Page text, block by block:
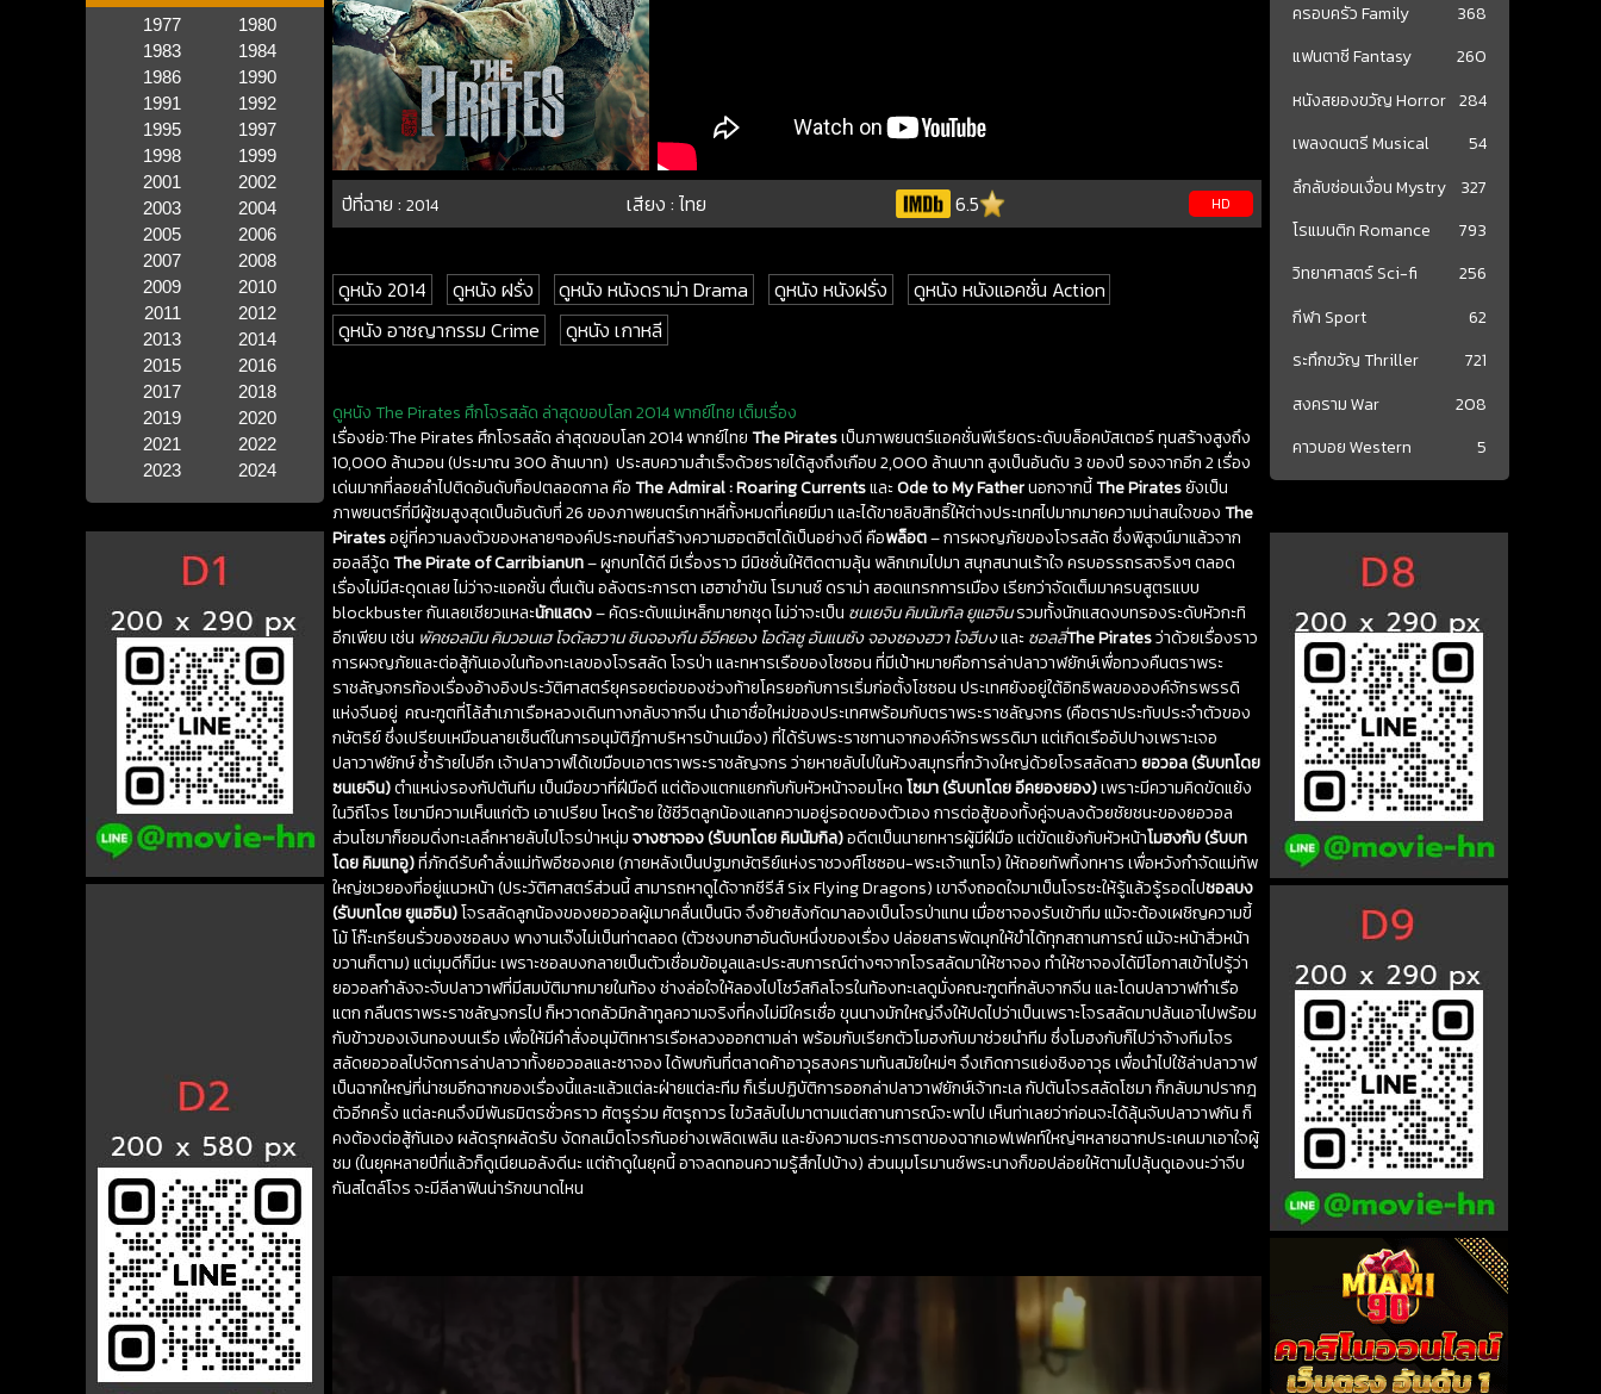
1977
1980
1983
1984
1986
1990
1991
1992
1995
1997
1998
1999
2001
2002
2003
2004
2005
2006
2007
2008
2009
2010
2011
2012
2013
2014
2015
2016
2017
2018
2019
2020
2021
2022
2023
2024
ปีที่ฉาย :2014 เสียง : ไทย 6.5 HD
ดูหนัง 2014 ดูหนัง ฝรั่ง ดูหนัง หนังดราม่า Drama ดูหนัง หนังฝรั่ง
ดูหนัง หนังแอคชั่น Action
ดูหนัง อาชญากรรม Crime
ดูหนัง เกาหลี
ดูหนัง The Pirates ศึกโจรสลัด ล่าสุดขอบโลก 2014 พากย์ไทย เต็มเรื่อง
เรื่องย่อ:The Pirates ศึกโจรสลัด ล่าสุดขอบโลก 2014 พากย์ไทยThe Piratesเป็นภาพยนตร์แอคชั่นพีเรียดระดับบล็อคบัสเตอร์ ทุนสร้างสูงถึง
10,000 ล้านวอน (ประมาณ 300 ล้านบาท) ประสบความสำเร็จด้วยรายได้สูงถึงเกือบ 2,000 ล้านบาท สูงเป็นอันดับ 3 ของปี รองจากอีก 2 เรื่อง
เด่นมากที่ลอยลำไปติดอันดับท็อปตลอดกาล คือThe Admiral : Roaring CurrentsและOde to My Fatherนอกจากนี้The Piratesยังเป็น
ภาพยนตร์ที่มีผู้ชมสูงสุดเป็นอันดับที่ 26 ของภาพยนตร์เกาหลีทั้งหมดที่เคยมีมา และได้ขายลิขสิทธิ์ให้ต่างประเทศไปมากมายความน่าสนใจของThe
Piratesอยู่ที่ความลงตัวของหลายๆองค์ประกอบที่สร้างความฮอตฮิตได้เป็นอย่างดี คือพล็อต– การผจญภัยของโจรสลัด ซึ่งพิสูจน์มาแล้วจาก
ฮอลลีวู้ดThe Pirate of Carribianบท– ผูกบทได้ดี มีเรื่องราว มีมิชชั่นให้ติดตามลุ้น พลิกเกมไปมา สนุกสนานเร้าใจ ครบอรรถรสจริงๆ ตลอด
เรื่องไม่มีสะดุดเลย ไม่ว่าจะแอคชั่น ตื่นเต้น อลังตระการตา เฮฮาขำขัน โรมานซ์ ดราม่า สอดแทรกการเมือง เรียกว่าจัดเต็มมาครบสูตรแบบ
blockbuster กันเลยเชียวแหละนักแสดง– คัดระดับแม่เหล็กมายกชุด ไม่ว่าจะเป็น ซนเยจิน คิมนัมกิล ยูแฮจินรวมทั้งนักแสดงบทรองระดับหัวกะทิ
อีกเพียบ เช่น พัคชอลมิน คิมวอนเฮ โจดัลฮวาน ชินจองกึน อีอีคยอง โอดัลซู อันแนซัง จองซองฮวา โจฮีบงและซอลลี่The Piratesว่าด้วยเรื่องราว
การผจญภัยและต่อสู้กันเองในท้องทะเลของโจรสลัด โจรป่า และทหารเรือของโชซอน ที่มีเป้าหมายคือการล่าปลาวาฬยักษ์เพื่อทวงคืนตราพระ
ราชลัญจกรท้องเรื่องอ้างอิงประวัติศาสตร์ยุครอยต่อของช่วงท้ายโครยอกับการเริ่มก่อตั้งโชซอน ประเทศยังอยู่ใต้อิทธิพลขององค์จักรพรรดิ
แห่งจีนอยู่ คณะฑูตที่โล้สำเภาเรือหลวงเดินทางกลับจากจีน นำเอาชื่อใหม่ของประเทศพร้อมกับตราพระราชลัญจกร (คือตราประทับประจำตัวของ
กษัตริย์ ซึ่งเปรียบเหมือนลายเซ็นต์ในการอนุมัติฎีกาบริหารบ้านเมือง) ที่ได้รับพระราชทานจากองค์จักรพรรดิมา แต่เกิดเรืออัปปางเพราะเจอ
ปลาวาฬยักษ์ ซ้ำร้ายไปอีก เจ้าปลาวาฬได้เขมือบเอาตราพระราชลัญจกร ว่ายหายลับไปในห้วงสมุทรที่กว้างใหญ่ด้วยโจรสลัดสาวยอวอล (รับบทโดย
ซนเยจิน)ตำแหน่งรองกัปตันทีม เป็นมือขวาที่ฝีมือดี แต่ต้องแตกแยกกับกับหัวหน้าจอมโหดโซมา (รับบทโดย อีคยองยอง)เพราะมีความคิดขัดแย้ง
ในวิถีโจร โซมามีความเห็นแก่ตัว เอาเปรียบ โหดร้าย ใช้ชีวิตลูกน้องแลกความอยู่รอดของตัวเอง การต่อสู้ของทั้งคู่จบลงด้วยชัยชนะของยอวอล
ส่วนโซมาก็ยอมดิ่งทะเลลึกหายลับไปโจรป่าหนุ่มจางซาจอง (รับบทโดย คิมนัมกิล)อดีตเป็นนายทหารผู้มีฝีมือ แต่ขัดแย้งกับหัวหน้าโมฮงกับ (รับบท
โดย คิมแทอู)ที่ภักดีรับคำสั่งแม่ทัพอีซองคเย (ภายหลังเป็นปฐมกษัตริย์แห่งราชวงศ์โชซอน-พระเจ้าแทโจ) ให้ถอยทัพทิ้งทหาร เพื่อหวังกำจัดแม่ทัพ
ใหญ่ชเวยองที่อยู่แนวหน้า (ประวัติศาสตร์ส่วนนี้ สามารถหาดูได้จากซีรีส์ Six Flying Dragons) เขาจึงถอดใจมาเป็นโจรซะให้รู้แล้วรู้รอดไปชอลบง
(รับบทโดย ยูแฮอิน)โจรสลัดลูกน้องของยอวอลผู้เมาคลื่นเป็นนิจ จึงย้ายสังกัดมาลองเป็นโจรป่าแทน เมื่อซาจองรับเข้าทีม แม้จะต้องเผชิญความขี้
โม้ โก๊ะเกรียนรั่วของชอลบง พางานเจ๊งไม่เป็นท่าตลอด (ตัวชงบทฮาอันดับหนึ่งของเรื่อง ปล่อยสารพัดมุกให้ขำได้ทุกสถานการณ์ แม้จะหน้าสิ่วหน้า
ขวานก็ตาม) แต่มุมดีก็มีนะ เพราะชอลบงกลายเป็นตัวเชื่อมข้อมูลและประสบการณ์ต่างๆจากโจรสลัดมาให้ซาจอง ทำให้ซาจองได้มีโอกาสเข้าไปรู้ว่า
ยอวอลกำลังจะจับปลาวาฬที่มีสมบัติมากมายในท้อง ช่างล่อใจให้ลองไปโชว์สกิลโจรในท้องทะเลดูมั่งคณะฑูตที่กลับจากจีน และโดนปลาวาฬทำเรือ
แตก กลืนตราพระราชลัญจกรไป ก็หวาดกลัวมิกล้าทูลความจริงที่คงไม่มีใครเชื่อ ขุนนางมักใหญ่จึงให้ปดไปว่าเป็นเพราะโจรสลัดมาปล้นเอาไปพร้อม
กับข้าวของเงินทองบนเรือ เพื่อให้มีคำสั่งอนุมัติทหารเรือหลวงออกตามล่า พร้อมกับเรียกตัวโมฮงกับมาช่วยนำทีม ซึ่งโมฮงกับก็ไปว่าจ้างทีมโจร
สลัดยอวอลไปจัดการล่าปลาวาทั้งยอวอลและซาจอง ได้พบกันที่ตลาดค้าอาวุธสงครามทันสมัยใหม่ๆ จึงเกิดการแย่งชิงอาวุธ เพื่อนำไปใช้ล่าปลาวาฬ
เป็นฉากใหญ่ที่น่าชมอีกฉากของเรื่องนี้และแล้วแต่ละฝ่ายแต่ละทีม ก็เริ่มปฏิบัติการออกล่าปลาวาฬยักษ์เจ้าทะเล กัปตันโจรสลัดโซมา ก็กลับมาปรากฎ
ตัวอีกครั้ง แต่ละคนจึงมีพันธมิตรชั่วคราว ศัตรูร่วม ศัตรูถาวร ไขว้สลับไปมาตามแต่สถานการณ์จะพาไป เห็นท่าเลยว่าก่อนจะได้ลุ้นจับปลาวาฬกัน ก็
คงต้องต่อสู้กันเอง ผลัดรุกผลัดรับ งัดกลเม็ดโจรกันอย่างเพลิดเพลิน และยังความตระการตาของฉากเอฟเฟคท์ใหญ่ๆหลายฉากประเคนมาเอาใจผู้
ชม (ในยุคหลายปีที่แล้วก็ดูเนียนอลังดีนะ แต่ถ้าดูในยุคนี้ อาจลดทอนความรู้สึกไปบ้าง) ส่วนมุมโรมานซ์พระนางก็ขอปล่อยให้ตามไปลุ้นดูเองนะว่าจีบ
กันสไตล์โจร จะมีลีลาฟินน่ารักขนาดไหน
ครอบครัว Family
368
แฟนตาซี Fantasy
260
หนังสยองขวัญ Horror 284
เพลงดนตรี Musical
54
ลึกลับซ่อนเงื่อน Mystry
327
โรแมนติก Romance
793
วิทยาศาสตร์ Sci-fi
256
กีฬา Sport
62
ระทึกขวัญ Thriller
721
สงคราม War
208
คาวบอย Western
5